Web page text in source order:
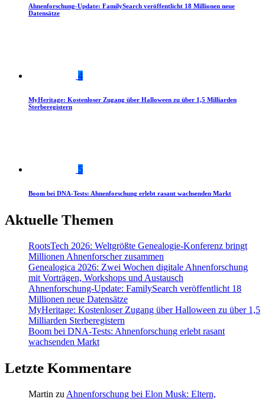
Ahnenforschung-Update: FamilySearch veröffentlicht 18 Millionen neue
Datensätze
4
MyHeritage: Kostenloser Zugang über Halloween zu über 1,5 Milliarden
Sterberegistern
5
Boom bei DNA-Tests: Ahnenforschung erlebt rasant wachsenden Markt
Aktuelle Themen
RootsTech 2026: Weltgrößte Genealogie-Konferenz bringt
Millionen Ahnenforscher zusammen
Genealogica 2026: Zwei Wochen digitale Ahnenforschung
mit Vorträgen, Workshops und Austausch
Ahnenforschung-Update: FamilySearch veröffentlicht 18
Millionen neue Datensätze
MyHeritage: Kostenloser Zugang über Halloween zu über 1,5
Milliarden Sterberegistern
Boom bei DNA-Tests: Ahnenforschung erlebt rasant
wachsenden Markt
Letzte Kommentare
Martin zu Ahnenforschung bei Elon Musk: Eltern,